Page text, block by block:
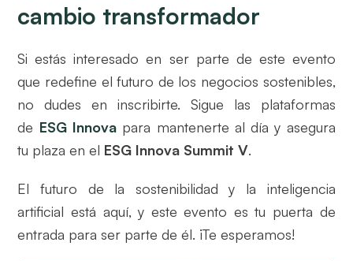
cambio transformador
Si estás interesado en ser parte de este evento
que redefine el futuro de los negocios sostenibles,
no dudes en inscribirte. Sigue las plataformas
de ESG Innovapara mantenerte al día y asegura
tu plaza en el ESG Innova Summit V.
El futuro de la sostenibilidad y la inteligencia
artificial está aquí, y este evento es tu puerta de
entrada para ser parte de él. ¡Te esperamos!